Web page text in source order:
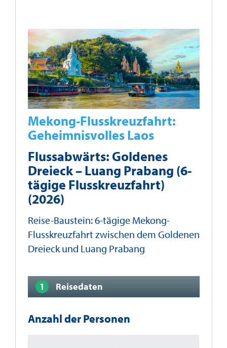
Mekong-Flusskreuzfahrt:
Geheimnisvolles Laos
Flussabwärts: Goldenes
Dreieck – Luang Prabang (6-
tägige Flusskreuzfahrt)
(2026)
Reise-Baustein: 6-tägige Mekong-
Flusskreuzfahrt zwischen dem Goldenen
Dreieck und Luang Prabang
Reisedaten
Anzahl der Personen